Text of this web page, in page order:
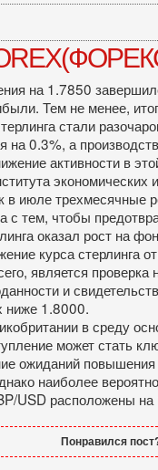
на 1.7850
Тем не менее,
стали
на 0.3%, а
активности в
в июле
с тем, чтобы
оказал рост на
курса
является
и
ниже 1.8000.
в среду
может стать
ожиданий
наиболее
USD расположены
Понравился